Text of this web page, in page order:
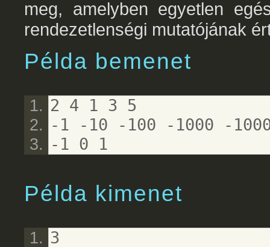
meg, amelyben egyetlen
rendezetlenségi mutatójának
Példa bemenet
2 4 1 3 5
-1 -10 -100 -1000 -
-1 0 1
Példa kimenet
3